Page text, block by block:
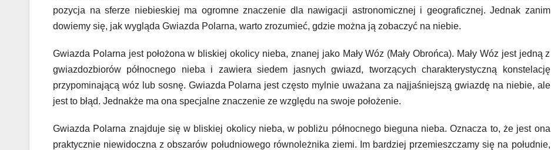
pozycja na sferze niebieskiej ma ogromne znaczenie dla nawigacji astronomicznej i geograficznej. Jednak zanim
dowiemy się, jak wygląda Gwiazda Polarna, warto zrozumieć, gdzie można ją zobaczyć na niebie.
Gwiazda Polarna jest położona w bliskiej okolicy nieba, znanej jako Mały Wóz (Mały Obrońca). Mały Wóz jest jedną z
gwiazdozbiorów północnego nieba i zawiera siedem jasnych gwiazd, tworzących charakterystyczną konstelację
przypominającą wóz lub sosnę. Gwiazda Polarna jest często mylnie uważana za najjaśniejszą gwiazdę na niebie, ale
jest to błąd. Jednakże ma ona specjalne znaczenie ze względu na swoje położenie.
Gwiazda Polarna znajduje się w bliskiej okolicy nieba, w pobliżu północnego bieguna nieba. Oznacza to, że jest ona
praktycznie niewidoczna z obszarów południowego równoleżnika ziemi. Im bardziej przemieszczamy się na południe,